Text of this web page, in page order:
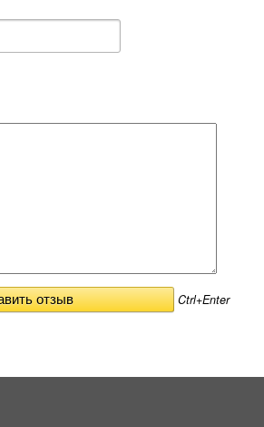
Ctrl+Enter